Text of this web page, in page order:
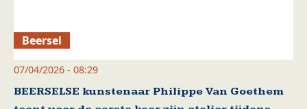
Beersel
07/04/2026 - 08:29
BEERSELSE kunstenaar Philippe Van Goethem